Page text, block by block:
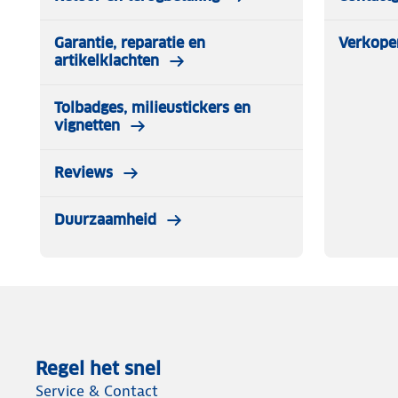
Specificaties Array
Voldoet aan City Crashtest : Ja
Geschikt voor T-adapters : Nee
Afm. stangen (LxBxH) (mm) : 1300x40x25
Garantie, reparatie en
artikelklachten
Tolbadges, milieustickers en
vignetten
Reviews
Duurzaamheid
Regel het snel
Service & Contact